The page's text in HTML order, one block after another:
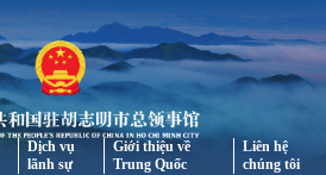
Dịch vụ
lãnh sự
Giới thiệu về
Trung Quốc
Liên hệ
chúng tôi